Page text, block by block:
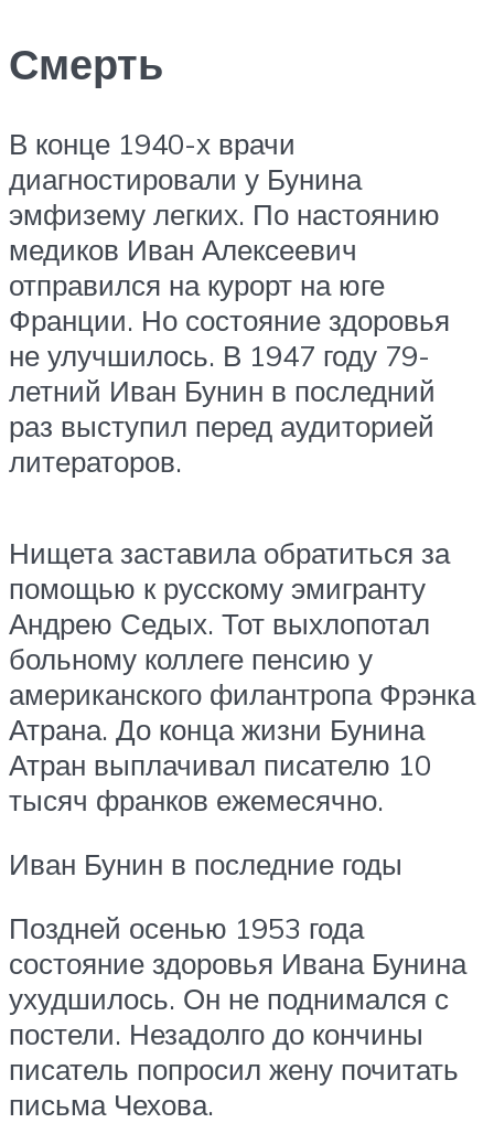
Смерть
В конце 1940-х врачи
диагностировали у Бунина
эмфизему легких. По настоянию
медиков Иван Алексеевич
отправился на курорт на юге
Франции. Но состояние здоровья
не улучшилось. В 1947 году 79-
летний Иван Бунин в последний
раз выступил перед аудиторией
литераторов.
Нищета заставила обратиться за
помощью к русскому эмигранту
Андрею Седых. Тот выхлопотал
больному коллеге пенсию у
американского филантропа Фрэнка
Атрана. До конца жизни Бунина
Атран выплачивал писателю 10
тысяч франков ежемесячно.
Иван Бунин в последние годы
Поздней осенью 1953 года
состояние здоровья Ивана Бунина
ухудшилось. Он не поднимался с
постели. Незадолго до кончины
писатель попросил жену почитать
письма Чехова.